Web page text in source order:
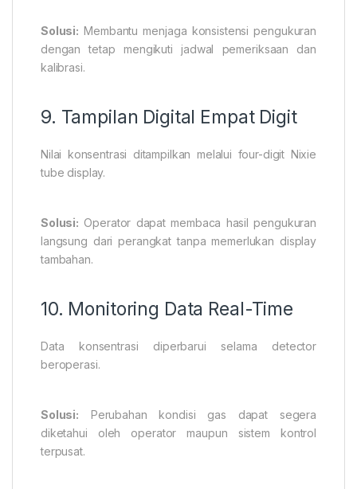
Solusi: Membantu menjaga konsistensi pengukuran
dengan tetap mengikuti jadwal pemeriksaan dan
kalibrasi.
9. Tampilan Digital Empat Digit
Nilai konsentrasi ditampilkan melalui four-digit Nixie
tube display.
Solusi: Operator dapat membaca hasil pengukuran
langsung dari perangkat tanpa memerlukan display
tambahan.
10. Monitoring Data Real-Time
Data konsentrasi diperbarui selama detector
beroperasi.
Solusi: Perubahan kondisi gas dapat segera
diketahui oleh operator maupun sistem kontrol
terpusat.